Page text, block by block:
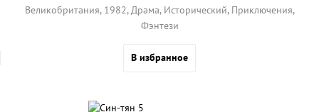
Великобритания, 1982, Драма, Исторический, Приключения,
Фэнтези
В избранное